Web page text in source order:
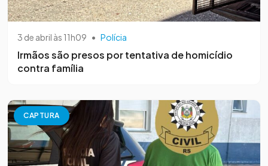
3 de abril às 11h09 • Polícia
Irmãos são presos por tentativa de homicídio
contra família
CAPTURA